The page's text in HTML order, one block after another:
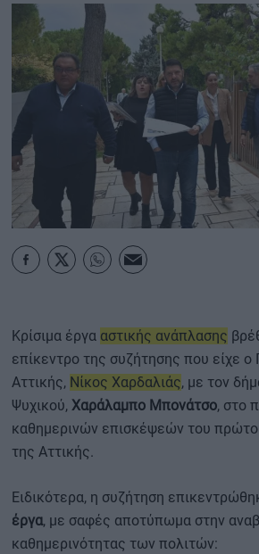
ΟΙΚΟΝΟΜΙΑ -
MY PROPERTY
ΚΑΡΑΜΠΟΛΕΣ
ΟΡΟΙ ΧΡΗΣΗΣ
Κρίσιμα έργα αστικής ανάπλασης
επίκεντρο της συζήτησης που είχε ο
Αττικής, Νίκος Χαρδαλιάς, με τον
Ψυχικού, Χαράλαμπο Μπονάτσο, στο
καθημερινών επισκέψεών του
της Αττικής.
Ειδικότερα, η συζήτηση
έργα, με σαφές αποτύπωμα στην
καθημερινότητας των πολιτών: